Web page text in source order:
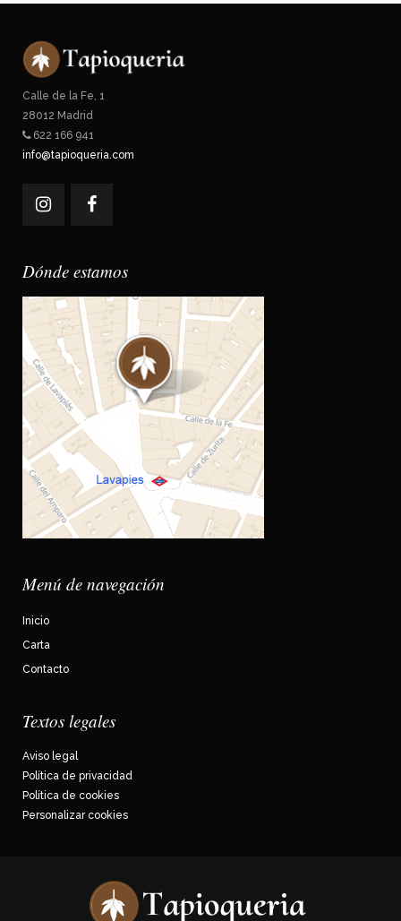
Calle de la Fe, 1
28012 Madrid
622 166 941
info@tapioqueria.com
Dónde estamos
Menú de navegación
Inicio
Carta
Contacto
Textos legales
Aviso legal
Política de privacidad
Política de cookies
Personalizar cookies